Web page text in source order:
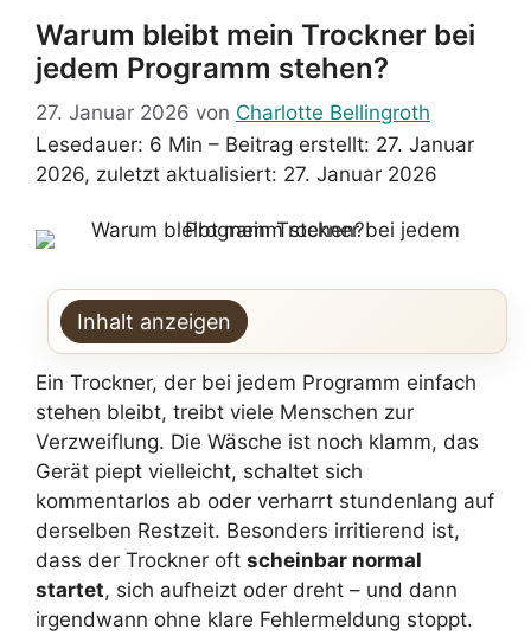
Warum bleibt mein Trockner bei
jedem Programm stehen?
27. Januar 2026 von Charlotte Bellingroth
Lesedauer: 6 Min – Beitrag erstellt: 27. Januar
2026, zuletzt aktualisiert: 27. Januar 2026
Inhalt anzeigen
Ein Trockner, der bei jedem Programm einfach
stehen bleibt, treibt viele Menschen zur
Verzweiflung. Die Wäsche ist noch klamm, das
Gerät piept vielleicht, schaltet sich
kommentarlos ab oder verharrt stundenlang auf
derselben Restzeit. Besonders irritierend ist,
dass der Trockner oft scheinbar normal
startet, sich aufheizt oder dreht – und dann
irgendwann ohne klare Fehlermeldung stoppt.